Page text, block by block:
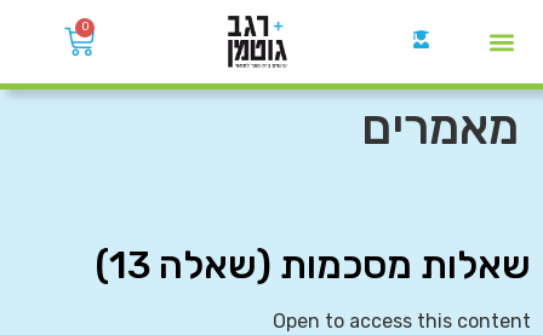
0
מאמרים
שאלות מסכמות (שאלה 13)
Open to access this content